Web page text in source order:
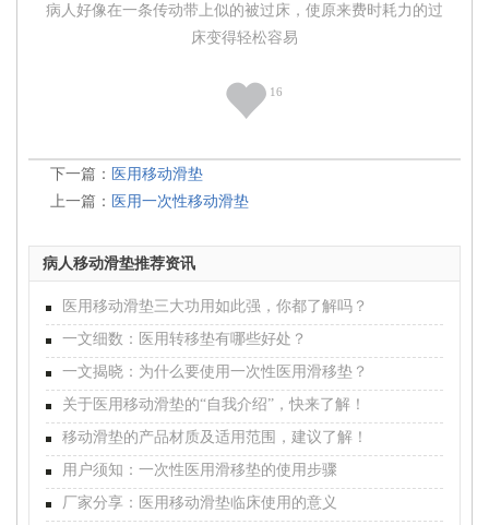
病人好像在一条传动带上似的被过床，使原来费时耗力的过
床变得轻松容易
16
下一篇： 医用移动滑垫
上一篇： 医用一次性移动滑垫
病人移动滑垫推荐资讯
医用移动滑垫三大功用如此强，你都了解吗？
一文细数：医用转移垫有哪些好处？
一文揭晓：为什么要使用一次性医用滑移垫？
关于医用移动滑垫的“自我介绍”，快来了解！
移动滑垫的产品材质及适用范围，建议了解！
用户须知：一次性医用滑移垫的使用步骤
厂家分享：医用移动滑垫临床使用的意义